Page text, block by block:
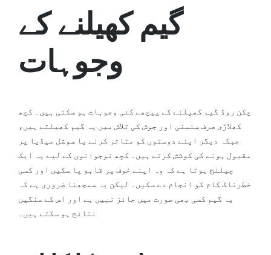
گیم کھیلنے کے
وجوہات
چکن روڈ گیم کھیلنے کے پیچھے کئی وجوہات ہو سکتی ہیں۔ کچھ
کھلاڑی صرف سنسنی اور جوش کی تلاش میں یہ گیم کھیلتے ہیں،
جبکہ دیگر اپنے دوستوں کو متاثر کرنے یا سوشل میڈیا پر
مقبول ہونے کی کوشش کرتے ہیں۔ کچھ نوجوانوں کے لیے یہ ایک
چیلنج ہوتا ہے کہ وہ اپنے خوف پر قابو پا سکیں اور کسی
خطرناک کام کو انجام دے سکیں۔ لیکن یہ سمجھنا ضروری ہے کہ
یہ گیم کسی بھی صورت میں جائز نہیں ہے اور اس کے سنگین
نتائج ہو سکتے ہیں۔